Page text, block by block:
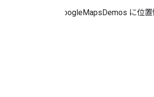
GoogleMapsDemos に位